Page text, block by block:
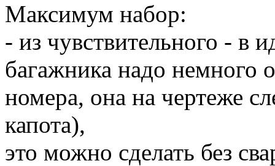
Максимум набор:
- из чувствительного - в
багажника надо немного
номера, она на чертеже
капота),
это можно сделать без